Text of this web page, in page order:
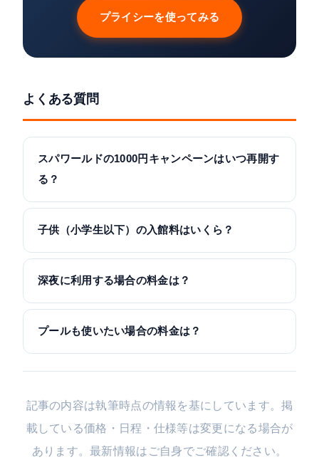
プライシーを使ってみる
よくある質問
スパワールドの1000円キャンペーンはいつ再開す
る？
子供（小学生以下）の入館料はいくら？
深夜に利用する場合の料金は？
プールも使いたい場合の料金は？
記事の内容は執筆時点の情報を基にしています。掲
載している価格・日程・仕様等は変更になる場合が
あります。最新情報はご自身でご確認ください。